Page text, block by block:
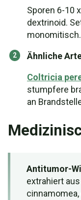
Sporen 6-10
dextrinoid.
Ähnliche
Coltricia
stumpfere
an
Antitumor-
extrahiert